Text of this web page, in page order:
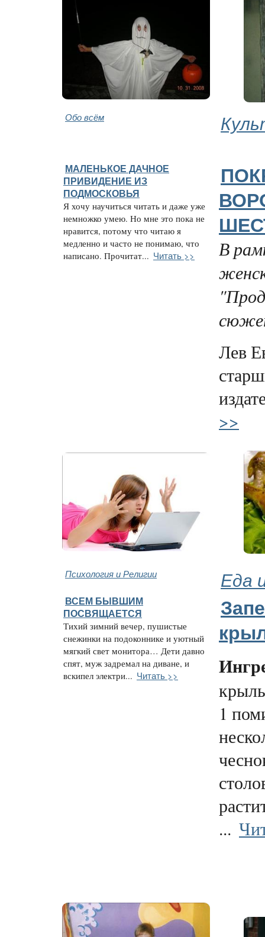
Обо всём
МАЛЕНЬКОЕ ДАЧНОЕ
ПРИВИДЕНИЕ ИЗ
ПОДМОСКОВЬЯ
Я хочу научиться читать и даже уже
немножко умею. Но мне это пока не
нравится, потому что читаю я
медленно и часто не понимаю, что
написано. Прочитат... Читать >>
В
Лев
>>
Психология и Религии Еда
ВСЕМ БЫВШИМ
ПОСВЯЩАЕТСЯ
Тихий зимний вечер, пушистые
снежинки на подоконнике и уютный
мягкий свет монитора… Дети давно
спят, муж задремал на диване, и
вскипел электри... Читать >>
1
...